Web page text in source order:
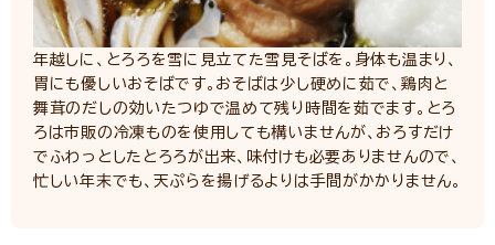
年越しに、とろろを雪に見立てた雪見そばを。身体も温まり、
胃にも優しいおそばです。おそばは少し硬めに茹で、鶏肉と
舞茸のだしの効いたつゆで温めて残り時間を茹でます。とろ
ろは市販の冷凍ものを使用しても構いませんが、おろすだけ
でふわっとしたとろろが出来、味付けも必要ありませんので、
忙しい年末でも、天ぷらを揚げるよりは手間がかかりません。